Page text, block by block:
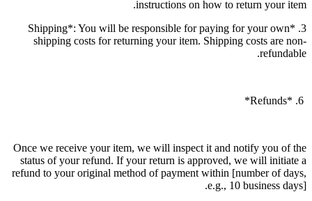
instructions on how to return your item.
3. *Shipping*: You will be responsible for paying for your own
shipping costs for returning your item. Shipping costs are non-
refundable.
Once we receive your item, we will inspect it and notify you of the
status of your refund. If your return is approved, we will initiate a
refund to your original method of payment within [number of days,
e.g., 10 business days].